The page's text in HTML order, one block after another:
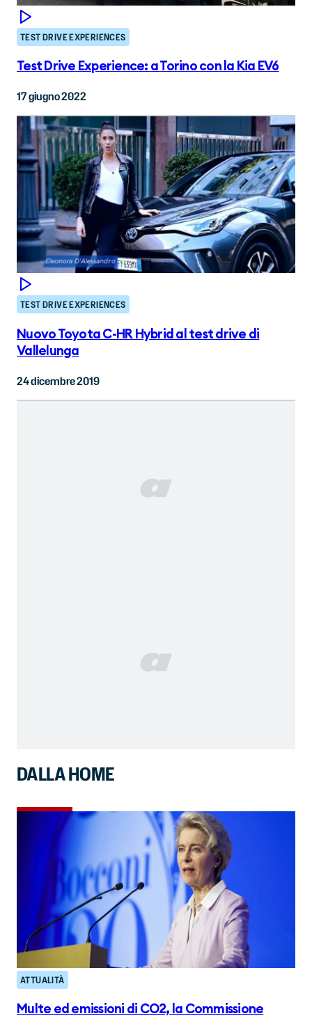
TEST DRIVE EXPERIENCES
Test Drive Experience: a Torino con la Kia EV6
17 giugno 2022
TEST DRIVE EXPERIENCES
Nuovo Toyota C-HR Hybrid al test drive di
Vallelunga
24 dicembre 2019
DALLA HOME
ATTUALITÀ
Multe ed emissioni di CO2, la Commissione